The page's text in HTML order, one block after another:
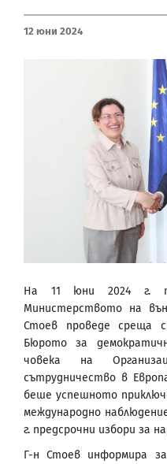
12 Юни 2024
На 11 юни 2024 г.
Министерството на
Стоев проведе среща
Бюрото за
човека на
сътрудничество в
беше успешното
международно
г. предсрочни избори за
Г-н Стоев информира